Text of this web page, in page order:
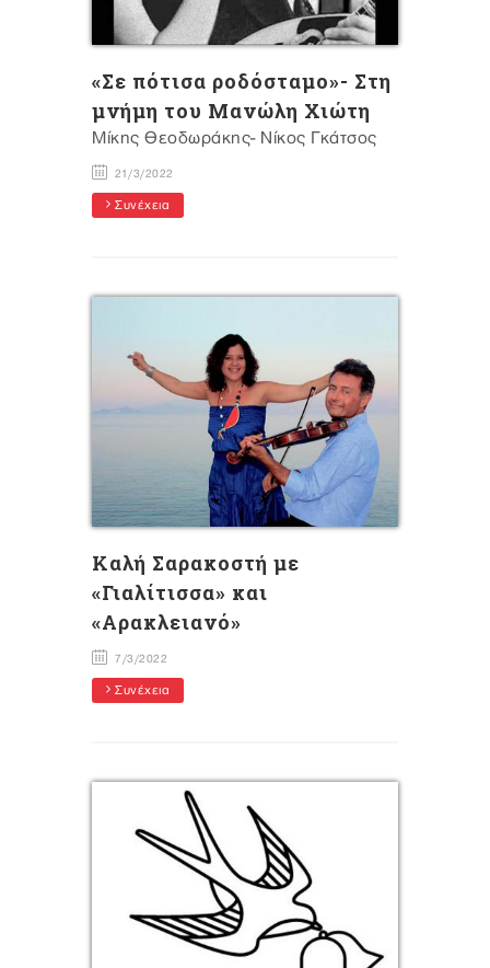
«Σε πότισα ροδόσταμο»- Στη
μνήμη του Μανώλη Χιώτη
Mίκης Θεοδωράκης- Νίκος Γκάτσος
21/3/2022
Συνέχεια
Kαλή Σαρακοστή με
«Γιαλίτισσα» και
«Αρακλειανό»
7/3/2022
Συνέχεια